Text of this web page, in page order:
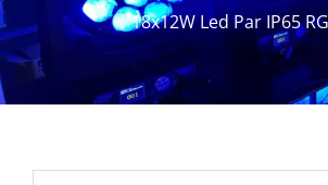
18x12W Led Par IP65